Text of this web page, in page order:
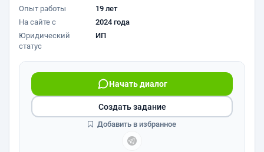
Опыт работы
19 лет
На сайте с
2024 года
Юридический
статус
ИП
Начать диалог
Создать задание
Добавить в избранное